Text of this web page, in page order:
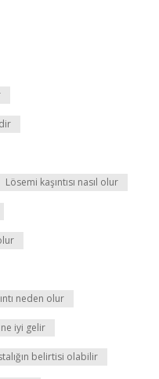
Lösemi kaşıntısı nasıl olur
neden olur
ne iyi gelir
belirtisi olabilir